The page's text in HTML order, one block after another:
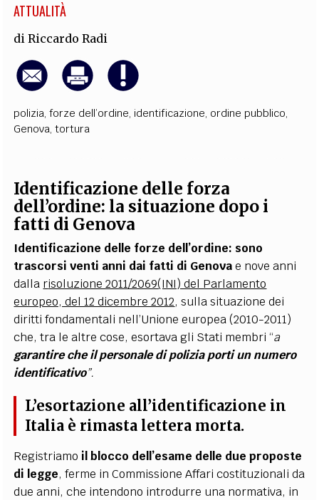
ATTUALITÀ
diRiccardo Radi
polizia,forze dell’ordine, identificazione, ordine pubblico,
Genova,tortura
Identificazione delle forza
dell’ordine: la situazione dopo i
fatti di Genova
Identificazione delle forze dell’ordine: sono
trascorsi venti anni dai fatti di Genovae nove anni
dalla risoluzione 2011/2069(INI) del Parlamento
europeo, del 12 dicembre 2012, sulla situazione dei
diritti fondamentali nell’Unione europea (2010-2011)
che, tra le altre cose, esortava gli Stati membri “a
garantire che il personale di polizia porti un numero
identificativo”.
L’esortazione all’identificazione in
Italia è rimasta lettera morta.
Registriamo il blocco dell’esame delle due proposte
di legge, ferme in Commissione Affari costituzionali da
due anni, che intendono introdurre una normativa, in